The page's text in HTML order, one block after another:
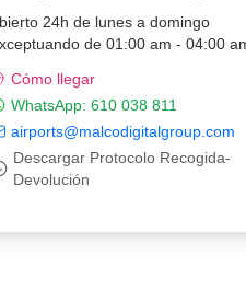
24h de lunes a domingo
de 01:00 am - 04:00
Cómo llegar
WhatsApp: 610 038 811
airports@malcodigitalgroup.com
Descargar Protocolo Recogida-
Devolución